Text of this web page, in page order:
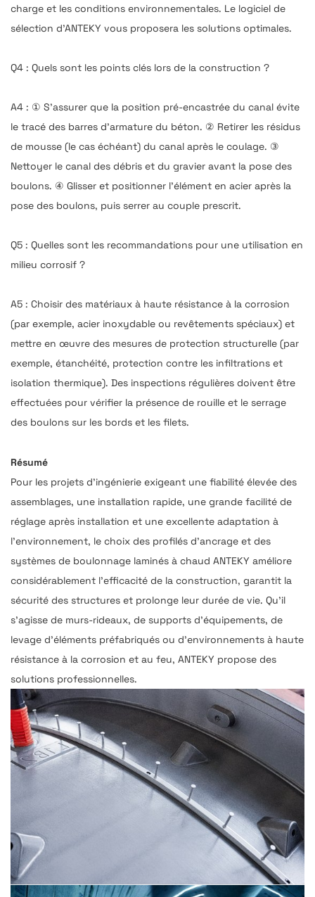
charge et les conditions environnementales. Le logiciel de
sélection d'ANTEKY vous proposera les solutions optimales.
Q4 : Quels sont les points clés lors de la construction ?
A4 : ① S'assurer que la position pré-encastrée du canal évite
le tracé des barres d'armature du béton. ② Retirer les résidus
de mousse (le cas échéant) du canal après le coulage. ③
Nettoyer le canal des débris et du gravier avant la pose des
boulons. ④ Glisser et positionner l'élément en acier après la
pose des boulons, puis serrer au couple prescrit.
Q5 : Quelles sont les recommandations pour une utilisation en
milieu corrosif ?
A5 : Choisir des matériaux à haute résistance à la corrosion
(par exemple, acier inoxydable ou revêtements spéciaux) et
mettre en œuvre des mesures de protection structurelle (par
exemple, étanchéité, protection contre les infiltrations et
isolation thermique). Des inspections régulières doivent être
effectuées pour vérifier la présence de rouille et le serrage
des boulons sur les bords et les filets.
Résumé
Pour les projets d'ingénierie exigeant une fiabilité élevée des
assemblages, une installation rapide, une grande facilité de
réglage après installation et une excellente adaptation à
l'environnement, le choix des profilés d'ancrage et des
systèmes de boulonnage laminés à chaud ANTEKY améliore
considérablement l'efficacité de la construction, garantit la
sécurité des structures et prolonge leur durée de vie. Qu'il
s'agisse de murs-rideaux, de supports d'équipements, de
levage d'éléments préfabriqués ou d'environnements à haute
résistance à la corrosion et au feu, ANTEKY propose des
solutions professionnelles.